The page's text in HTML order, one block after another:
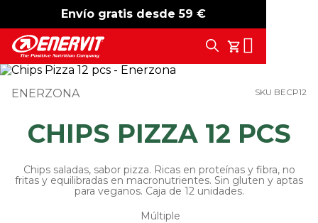
Envío gratis desde 59 €
-15% free shipping
Tu Carrito
Search
ENERZONA SKU BECP12
CHIPS PIZZA 12 PCS
Chips saladas, sabor pizza. Ricas en proteínas y fibra, no
fritas y equilibradas en macronutrientes. Sin gluten y aptas
para veganos. Caja de 12 unidades.
Múltiple